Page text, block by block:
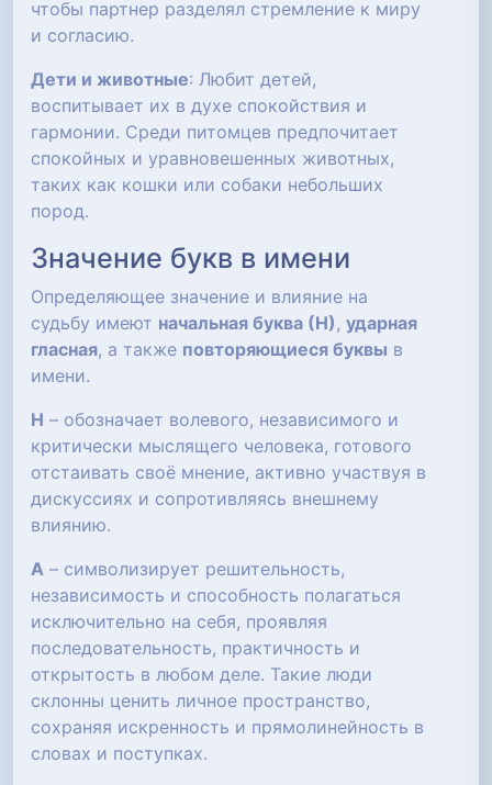
чтобы партнер разделял стремление к миру
и согласию.
Дети и животные: Любит детей,
воспитывает их в духе спокойствия и
гармонии. Среди питомцев предпочитает
спокойных и уравновешенных животных,
таких как кошки или собаки небольших
пород.
Значение букв в имени
Определяющее значение и влияние на
судьбу имеют начальная буква (Н), ударная
гласная, а также повторяющиеся буквы в
имени.
Н – обозначает волевого, независимого и
критически мыслящего человека, готового
отстаивать своё мнение, активно участвуя в
дискуссиях и сопротивляясь внешнему
влиянию.
А – символизирует решительность,
независимость и способность полагаться
исключительно на себя, проявляя
последовательность, практичность и
открытость в любом деле. Такие люди
склонны ценить личное пространство,
сохраняя искренность и прямолинейность в
словах и поступках.